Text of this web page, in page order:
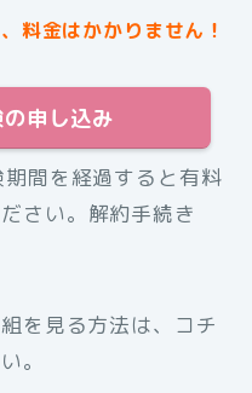
料金はかかりません！
申し込み
間を経過すると有料
さい。解約手続き
を見る方法は、コチ
。